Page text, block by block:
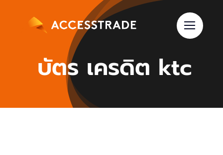
บัตร เครดิต ktc